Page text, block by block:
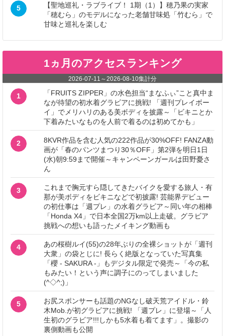
5
【聖地巡礼・ラブライブ！ 1期（1）】穂乃果の実家
「穂むら」のモデルになった老舗甘味処「竹むら」で
甘味と巡礼を楽しむ
1ヵ月のアクセスランキング
2026-07-11 ～ 2026-08-10集計分
1
「FRUITS ZIPPER」の水色担当“まなふぃ”こと真中ま
なが待望の初水着グラビアに挑戦! 「週刊プレイボー
イ」でメリハリのある美ボディを披露～「ビキニとか
下着みたいなものを人前で着るのは初めてかも」
2
8KVR作品を含む人気の222作品が30%OFF! FANZA動
画が「春のパンツまつり30％OFF」第2弾を明日1日
(水)朝9:59まで開催～キャンペーンガールは田野憂さ
ん
3
これまで胸元すら隠してきたバイクを愛する旅人・有
那が美ボディをビキニなどで初披露! 芸能界デビュー
の初仕事は「週プレ」の水着グラビア～同い年の相棒
「Honda X4」で日本全国2万km以上走破。グラビア
挑戦への想いも語ったメイキング動画も
4
あの桜樹ルイ(55)の28年ぶりの全裸ショットが「週刊
大衆」の袋とじに! 長らく絶版となっていた写真集
「櫻 - SAKURA -」もデジタル限定で発売～「今の私
もみたい！という声に調子にのってしまいました
(^◇^;)」
5
お尻スポンサーも話題のNGなし破天荒アイドル・鈴
木Mob.が初グラビアに挑戦! 「週プレ」に登場～「人
生初のグラビア!!!しかも5水着も着てます」。撮影の
裏側動画も公開